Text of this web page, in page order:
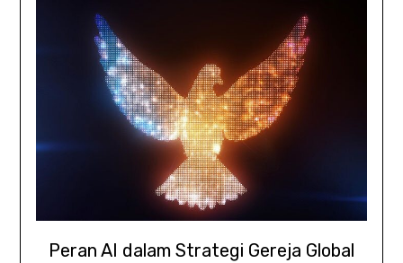
Peran AI dalam Strategi Gereja Global